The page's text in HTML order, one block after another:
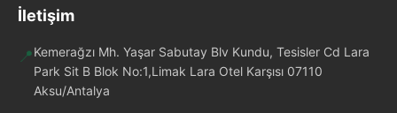
İletişim
📍Kemerağzı Mh. Yaşar Sabutay Blv Kundu, Tesisler Cd Lara
Park Sit B Blok No:1,Limak Lara Otel Karşısı 07110
Aksu/Antalya